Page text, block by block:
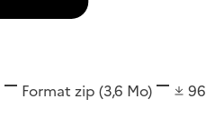
Format zip (3,6 Mo)
96